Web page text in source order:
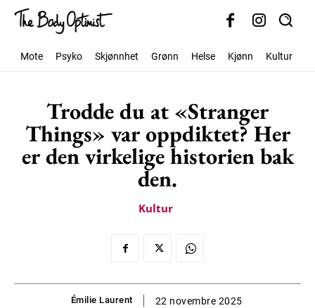
Mote Psyko Skjønnhet Grønn Helse Kjønn Kultur
Trodde du at «Stranger
Things» var oppdiktet? Her
er den virkelige historien bak
den.
Kultur
Émilie Laurent 22 novembre 2025